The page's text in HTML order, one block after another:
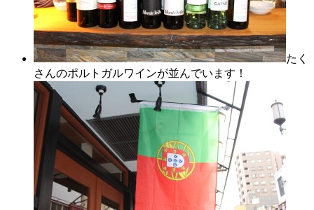
たく
さんのポルトガルワインが並んでいます！